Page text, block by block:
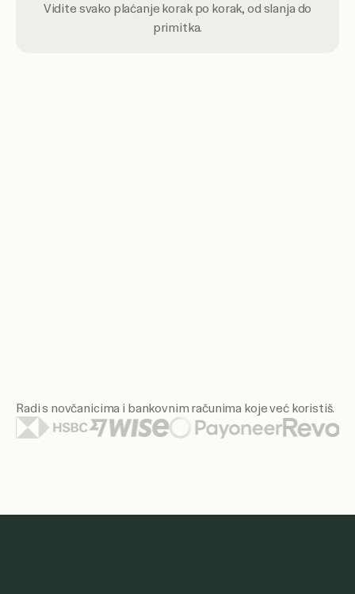
Vidite svako plaćanje korak po korak, od slanja do
primitka.
Radi s novčanicima i bankovnim računima koje već koristiš.